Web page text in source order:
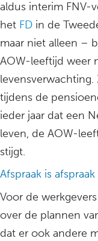
aldus interim FNV-
het FD in de
maar niet alleen –
AOW-leeftijd weer
levensverwachting.
tijdens de
ieder jaar dat een
leven, de AOW-
stijgt.
Afspraak is afspraak
Voor de
over de plannen
dat er ook andere